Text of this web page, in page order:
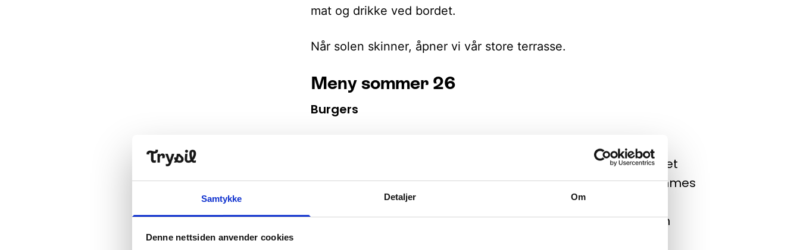
Samtykke Detaljer Om
Denne nettsiden anvender cookies
mat og drikke ved bordet.
Når solen skinner, åpner vi vår store terrasse.
Meny sommer 26
Burgers
Panert kyllingburger servert med trøffelmajones, salat, syltet
rødløk og ponzuglasert portobellosopp. Serveres med pommes
Innholder: Gluten (hvete) – Melk – Egg – Selleri – Soja - Kan